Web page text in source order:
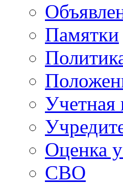
Памятки
Учетная
Оценка
СВО